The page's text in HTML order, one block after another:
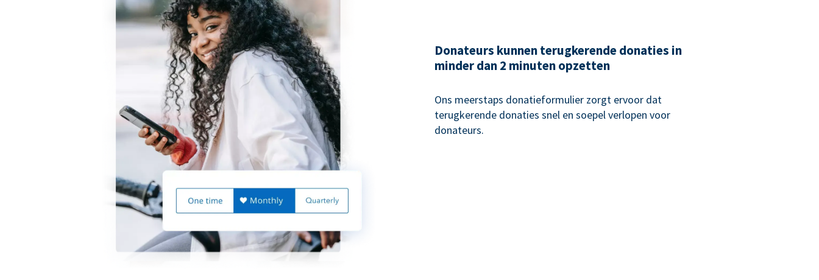
Donateurs kunnen terugkerende donaties in
minder dan 2 minuten opzetten
Ons meerstaps donatieformulier zorgt ervoor dat
terugkerende donaties snel en soepel verlopen voor
donateurs.